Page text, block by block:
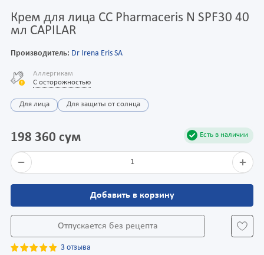
Крем для лица CC Pharmaceris N SPF30 40
мл CAPILAR
Производитель: Dr Irena Eris SA
Аллергикам
С осторожностью
Для лица Для защиты от солнца
Есть в наличии
198 360 сум
1
Добавить в корзину
Отпускается без рецепта
3 отзыва